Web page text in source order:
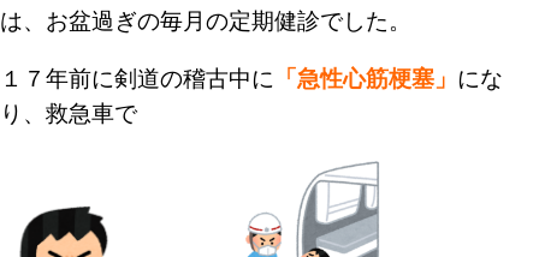
n
は、お盆過ぎの毎月の定期健診でした。
１７年前に剣道の稽古中に 「急性心筋梗塞」 にな
り 、救急車で